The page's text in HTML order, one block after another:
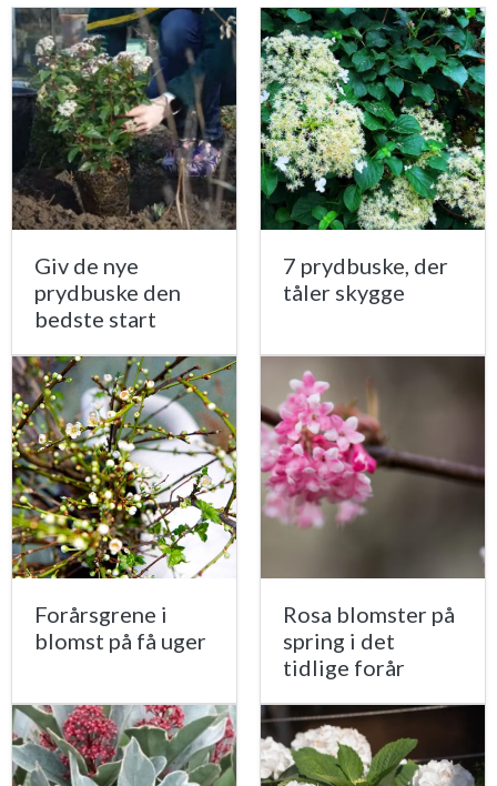
Giv de nye
prydbuske den
bedste start
7 prydbuske, der
tåler skygge
Forårsgrene i
blomst på få uger
Rosa blomster på
spring i det
tidlige forår